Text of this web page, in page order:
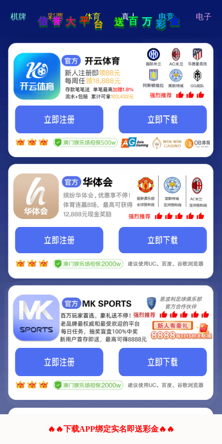
hi 💗
Hey Guys!
我们即将上线啦...
我们的网站正在建设.
它将是非常棒的网站.
联系我们!